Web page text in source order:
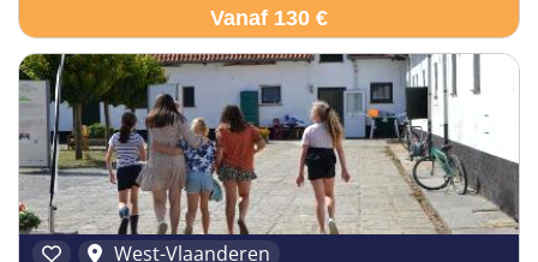
Vanaf 130 €
West-Vlaanderen